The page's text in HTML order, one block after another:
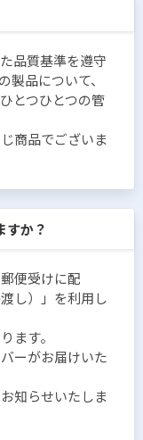
品質基準を遵守
製品について、
とつひとつの管
商品でございま
すか？
便受けに配
し）」を利用し
ます。
ーがお届けいた
知らせいたしま